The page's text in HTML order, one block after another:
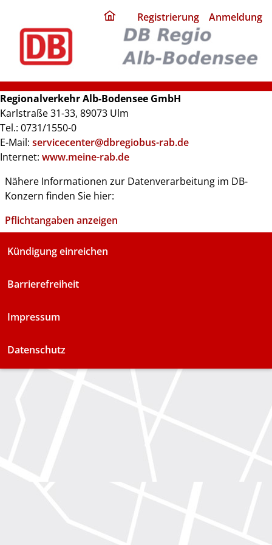
home
page
Registrierung Anmeldung
Regionalverkehr Alb-Bodensee GmbH
Karlstraße 31-33, 89073 Ulm
Tel.: 0731/1550-0
E-Mail: servicecenter@dbregiobus-rab.de
Internet: www.meine-rab.de
Nähere Informationen zur Datenverarbeitung im DB-
Konzern finden Sie hier:
Pflichtangaben anzeigen
Kündigung einreichen
Barrierefreiheit
Impressum
Datenschutz